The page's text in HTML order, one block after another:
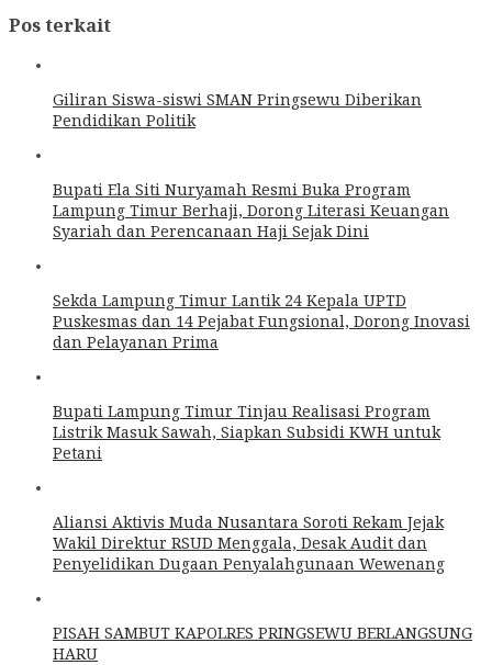
Pos terkait
Giliran Siswa-siswi SMAN Pringsewu Diberikan
Pendidikan Politik
Bupati Ela Siti Nuryamah Resmi Buka Program
Lampung Timur Berhaji, Dorong Literasi Keuangan
Syariah dan Perencanaan Haji Sejak Dini
Sekda Lampung Timur Lantik 24 Kepala UPTD
Puskesmas dan 14 Pejabat Fungsional, Dorong Inovasi
dan Pelayanan Prima
Bupati Lampung Timur Tinjau Realisasi Program
Listrik Masuk Sawah, Siapkan Subsidi KWH untuk
Petani
Aliansi Aktivis Muda Nusantara Soroti Rekam Jejak
Wakil Direktur RSUD Menggala, Desak Audit dan
Penyelidikan Dugaan Penyalahgunaan Wewenang
PISAH SAMBUT KAPOLRES PRINGSEWU BERLANGSUNG
HARU